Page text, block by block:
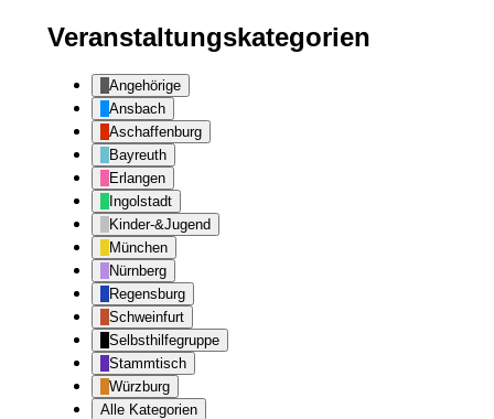
Veranstaltungskategorien
Angehörige
Ansbach
Aschaffenburg
Bayreuth
Erlangen
Ingolstadt
Kinder-&Jugend
München
Nürnberg
Regensburg
Schweinfurt
Selbsthilfegruppe
Stammtisch
Würzburg
Alle Kategorien